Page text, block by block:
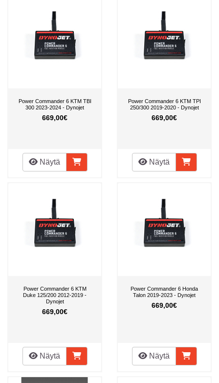
Power Commander 6 KTM TBI
300 2023-2024 - Dynojet
669,00€
Näytä
Power Commander 6 KTM TPI
250/300 2019-2020 - Dynojet
669,00€
Näytä
Power Commander 6 KTM
Duke 125/200 2012-2019 -
Dynojet
669,00€
Näytä
Power Commander 6 Honda
Talon 2019-2023 - Dynojet
669,00€
Näytä